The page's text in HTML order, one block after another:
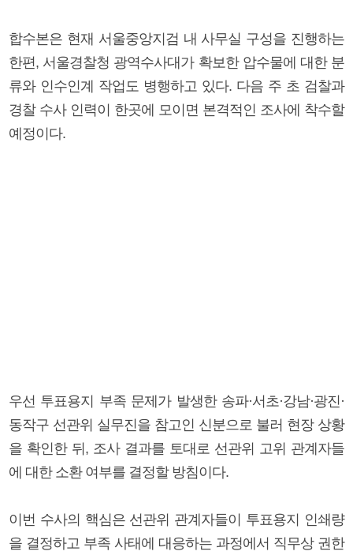
합수본은 현재 서울중앙지검 내 사무실 구성을 진행하는
한편, 서울경찰청 광역수사대가 확보한 압수물에 대한 분
류와 인수인계 작업도 병행하고 있다. 다음 주 초 검찰과
경찰 수사 인력이 한곳에 모이면 본격적인 조사에 착수할
예정이다.
우선 투표용지 부족 문제가 발생한 송파·서초·강남·광진·
동작구 선관위 실무진을 참고인 신분으로 불러 현장 상황
을 확인한 뒤, 조사 결과를 토대로 선관위 고위 관계자들
에 대한 소환 여부를 결정할 방침이다.
이번 수사의 핵심은 선관위 관계자들이 투표용지 인쇄량
을 결정하고 부족 사태에 대응하는 과정에서 직무상 권한